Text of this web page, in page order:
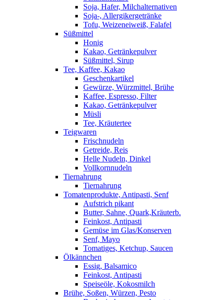
Soja, Hafer, Milchalternativen
Soja-, Allergikergetränke
Tofu, Weizeneiweiß, Falafel
Süßmittel
Honig
Kakao, Getränkepulver
Süßmittel, Sirup
Tee, Kaffee, Kakao
Geschenkartikel
Gewürze, Würzmittel, Brühe
Kaffee, Espresso, Filter
Kakao, Getränkepulver
Müsli
Tee, Kräutertee
Teigwaren
Frischnudeln
Getreide, Reis
Helle Nudeln, Dinkel
Vollkornnudeln
Tiernahrung
Tiernahrung
Tomatenprodukte, Antipasti, Senf
Aufstrich pikant
Butter, Sahne, Quark,Kräuterb.
Feinkost, Antipasti
Gemüse im Glas/Konserven
Senf, Mayo
Tomatiges, Ketchup, Saucen
Ölkännchen
Essig, Balsamico
Feinkost, Antipasti
Speiseöle, Kokosmilch
Brühe, Soßen, Würzen, Pesto